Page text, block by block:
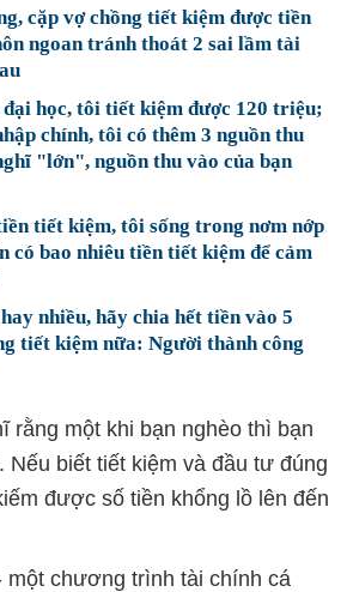
cặp vợ chồng tiết kiệm được tiền
ngoan tránh thoát 2 sai lầm tài
học, tôi tiết kiệm được 120 triệu;
chính, tôi có thêm 3 nguồn thu
"lớn", nguồn thu vào của bạn
tiết kiệm, tôi sống trong nơm nớp
có bao nhiêu tiền tiết kiệm để cảm
nhiều, hãy chia hết tiền vào 5
tiết kiệm nữa: Người thành công
rằng một khi bạn nghèo thì bạn
Nếu biết tiết kiệm và đầu tư đúng
được số tiền khổng lồ lên đến
một chương trình tài chính cá